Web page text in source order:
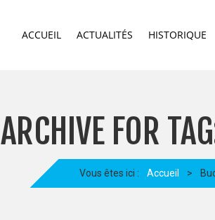
ACCUEIL ACTUALITÉS HISTORIQUE
ARCHIVE FOR
Vous êtes ici : Accueil >